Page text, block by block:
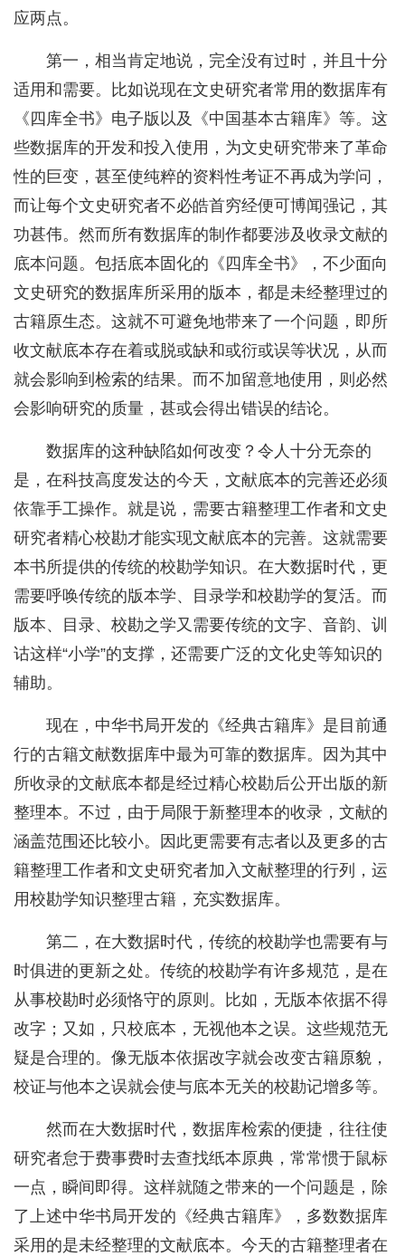
应两点。
第一，相当肯定地说，完全没有过时，并且十分
适用和需要。比如说现在文史研究者常用的数据库有
《四库全书》电子版以及《中国基本古籍库》等。这
些数据库的开发和投入使用，为文史研究带来了革命
性的巨变，甚至使纯粹的资料性考证不再成为学问，
而让每个文史研究者不必皓首穷经便可博闻强记，其
功甚伟。然而所有数据库的制作都要涉及收录文献的
底本问题。包括底本固化的《四库全书》，不少面向
文史研究的数据库所采用的版本，都是未经整理过的
古籍原生态。这就不可避免地带来了一个问题，即所
收文献底本存在着或脱或缺和或衍或误等状况，从而
就会影响到检索的结果。而不加留意地使用，则必然
会影响研究的质量，甚或会得出错误的结论。
数据库的这种缺陷如何改变？令人十分无奈的
是，在科技高度发达的今天，文献底本的完善还必须
依靠手工操作。就是说，需要古籍整理工作者和文史
研究者精心校勘才能实现文献底本的完善。这就需要
本书所提供的传统的校勘学知识。在大数据时代，更
需要呼唤传统的版本学、目录学和校勘学的复活。而
版本、目录、校勘之学又需要传统的文字、音韵、训
诂这样“小学”的支撑，还需要广泛的文化史等知识的
辅助。
现在，中华书局开发的《经典古籍库》是目前通
行的古籍文献数据库中最为可靠的数据库。因为其中
所收录的文献底本都是经过精心校勘后公开出版的新
整理本。不过，由于局限于新整理本的收录，文献的
涵盖范围还比较小。因此更需要有志者以及更多的古
籍整理工作者和文史研究者加入文献整理的行列，运
用校勘学知识整理古籍，充实数据库。
第二，在大数据时代，传统的校勘学也需要有与
时俱进的更新之处。传统的校勘学有许多规范，是在
从事校勘时必须恪守的原则。比如，无版本依据不得
改字；又如，只校底本，无视他本之误。这些规范无
疑是合理的。像无版本依据改字就会改变古籍原貌，
校证与他本之误就会使与底本无关的校勘记增多等。
然而在大数据时代，数据库检索的便捷，往往使
研究者怠于费事费时去查找纸本原典，常常惯于鼠标
一点，瞬间即得。这样就随之带来的一个问题是，除
了上述中华书局开发的《经典古籍库》，多数数据库
采用的是未经整理的文献底本。今天的古籍整理者在